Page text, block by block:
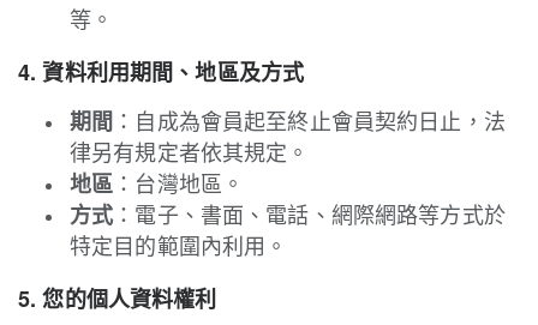
等。
4. 資料利用期間、地區及方式
期間 ：自成為會員起至終止會員契約日止，法
律另有規定者依其規定。
地區 ：台灣地區。
方式 ：電子、書面、電話、網際網路等方式於
特定目的範圍內利用。
5. 您的個人資料權利